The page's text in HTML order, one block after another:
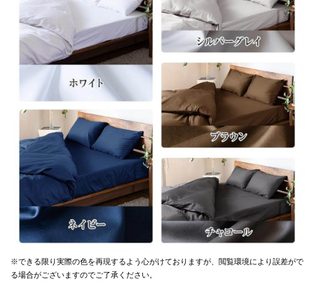
※できる限り実際の色を再現するよう心がけておりますが、 閲覧環境により誤差がで
る場合がございますのでご了承ください。